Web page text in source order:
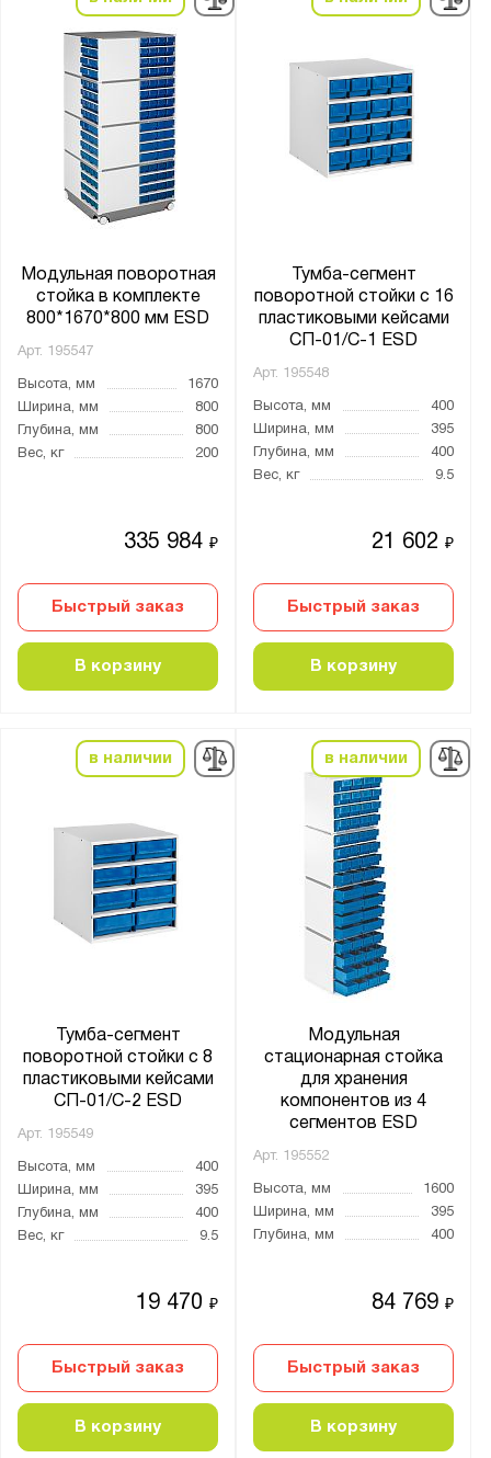
Модульная поворотная
стойка в комплекте
800*1670*800 мм ESD
Арт. 195547
Высота, мм
1670
Ширина, мм
800
Глубина, мм
800
Вес, кг
200
335 984₽
Быстрый заказ
В корзину
Тумба-сегмент
поворотной стойки с 16
пластиковыми кейсами
СП-01/C-1 ESD
Арт. 195548
Высота, мм
400
Ширина, мм
395
Глубина, мм
400
Вес, кг
9.5
21 602₽
Быстрый заказ
В корзину
в наличии
Тумба-сегмент
поворотной стойки с 8
пластиковыми кейсами
СП-01/C-2 ESD
Арт. 195549
Высота, мм
400
Ширина, мм
395
Глубина, мм
400
Вес, кг
9.5
19 470₽
Быстрый заказ
В корзину
в наличии
Модульная
стационарная стойка
для хранения
компонентов из 4
сегментов ESD
Арт. 195552
Высота, мм
1600
Ширина, мм
395
Глубина, мм
400
84 769₽
Быстрый заказ
В корзину